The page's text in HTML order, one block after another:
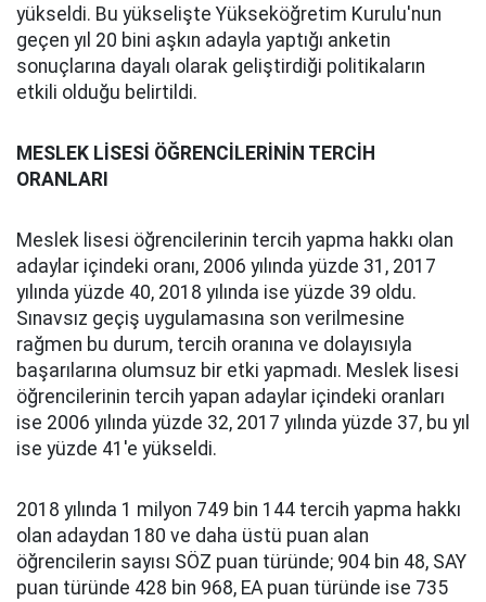
yükseldi. Bu yükselişte Yükseköğretim Kurulu'nun
geçen yıl 20 bini aşkın adayla yaptığı anketin
sonuçlarına dayalı olarak geliştirdiği politikaların
etkili olduğu belirtildi.
MESLEK LİSESİ ÖĞRENCİLERİNİN TERCİH
ORANLARI
Meslek lisesi öğrencilerinin tercih yapma hakkı olan
adaylar içindeki oranı, 2006 yılında yüzde 31, 2017
yılında yüzde 40, 2018 yılında ise yüzde 39 oldu.
Sınavsız geçiş uygulamasına son verilmesine
rağmen bu durum, tercih oranına ve dolayısıyla
başarılarına olumsuz bir etki yapmadı. Meslek lisesi
öğrencilerinin tercih yapan adaylar içindeki oranları
ise 2006 yılında yüzde 32, 2017 yılında yüzde 37, bu yıl
ise yüzde 41'e yükseldi.
2018 yılında 1 milyon 749 bin 144 tercih yapma hakkı
olan adaydan 180 ve daha üstü puan alan
öğrencilerin sayısı SÖZ puan türünde; 904 bin 48, SAY
puan türünde 428 bin 968, EA puan türünde ise 735